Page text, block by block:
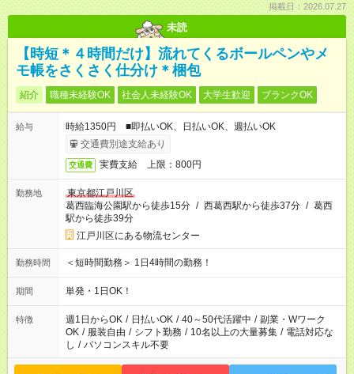
掲載日：2026.07.27
未読
【時短＊４時間だけ】流れてくるボールペンやメ
モ帳をさくさく仕分け＊梱包
紹介 職種未経験OK 社会人未経験OK 大学生歓迎 ブランクOK
給与
時給1350円 ■即払いOK、日払いOK、週払いOK
交通費別途支給あり
交通費 実費支給 上限：800円
勤務地
東京都江戸川区
葛西臨海公園駅から徒歩15分 / 西葛西駅から徒歩37分 / 葛西
駅から徒歩39分
江戸川区にある物流センター
勤務時間 ＜短時間勤務＞ 1日4時間の勤務！
期間 単発・1日OK！
特徴 週1日からOK / 日払いOK / 40～50代活躍中 / 副業・Wワーク
OK / 服装自由 / シフト勤務 / 10名以上の大量募集 / 電話対応な
し / パソコンスキル不要